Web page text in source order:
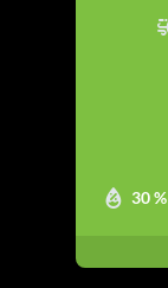
30 %